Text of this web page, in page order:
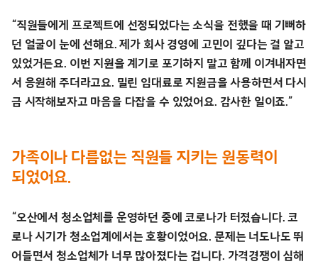
“직원들에게 프로젝트에 선정되었다는 소식을 전했을 때 기뻐하
던 얼굴이 눈에 선해요. 제가 회사 경영에 고민이 깊다는 걸 알고
있었거든요. 이번 지원을 계기로 포기하지 말고 함께 이겨내자면
서 응원해 주더라고요. 밀린 임대료로 지원금을 사용하면서 다시
금 시작해보자고 마음을 다잡을 수 있었어요. 감사한 일이죠.”
가족이나 다름없는 직원들 지키는 원동력이
되었어요.
“오산에서 청소업체를 운영하던 중에 코로나가 터졌습니다. 코
로나 시기가 청소업계에서는 호황이었어요. 문제는 너도나도 뛰
어들면서 청소업체가 너무 많아졌다는 겁니다. 가격경쟁이 심해